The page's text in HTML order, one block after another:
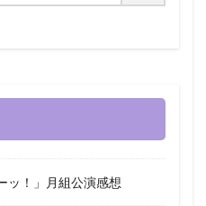
ッ！」月組公演感想